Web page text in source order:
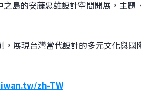
島的安藤忠雄設計空間開展，主
，展現台灣當代設計的多元文化與
zh-TW